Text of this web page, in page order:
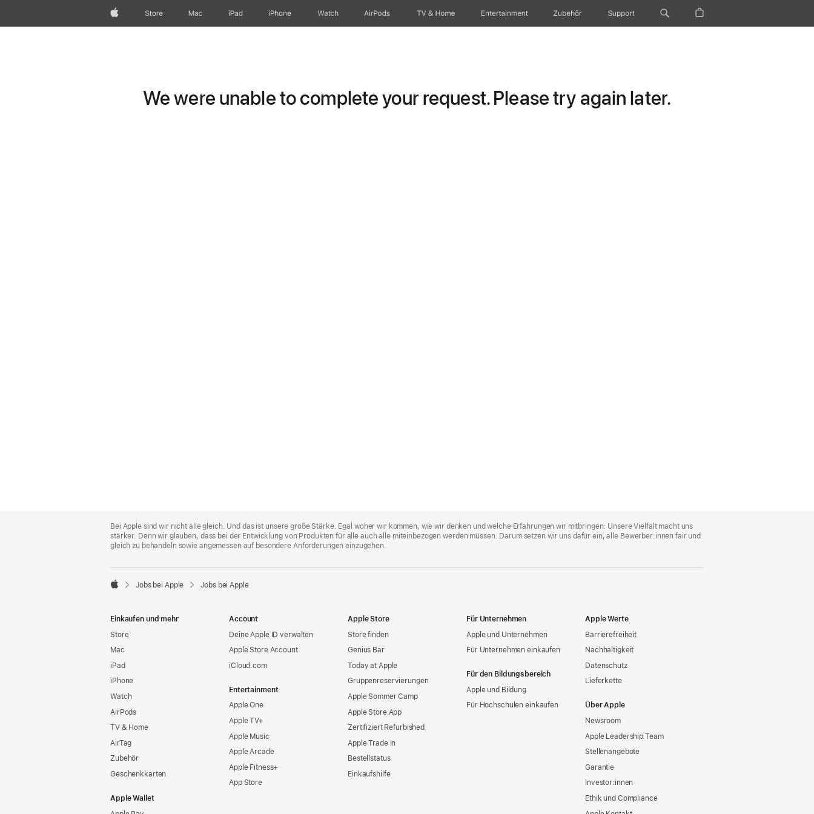
Apple Store Mac iPad iPhone Watch AirPods TV & Home Entertainment Zubehör Support
We were unable to complete your request. Please try again later.
Footer
Bei Apple sind wir nicht alle gleich. Und das ist unsere große Stärke. Egal woher wir kommen, wie wir denken und welche Erfahrungen wir mitbringen: Unsere Vielfalt macht uns
stärker. Denn wir glauben, dass bei der Entwicklung von Produkten für alle auch alle miteinbezogen werden müssen. Darum setzen wir uns dafür ein, alle Bewerber:innen fair und
gleich zu behandeln sowie angemessen auf besondere Anforderungen einzugehen.

Jobs bei Apple Jobs bei Apple
Einkaufen und mehr
Store
Mac
iPad
iPhone
Watch
AirPods
TV & Home
AirTag
Zubehör
Geschenkkarten
Apple Wallet
Account
Deine Apple ID verwalten
Apple Store Account
iCloud.com
Entertainment
Apple One
Apple TV+
Apple Music
Apple Arcade
Apple Fitness+
App Store
Apple Store
Store finden
Genius Bar
Today at Apple
Gruppen­reservierungen
Apple Sommer Camp
Apple Store App
Zertifiziert Refurbished
Apple Trade In
Bestellstatus
Einkaufshilfe
Für Unternehmen
Apple und Unternehmen
Für Unternehmen einkaufen
Für den Bildungsbereich
Apple und Bildung
Für Hochschulen einkaufen
Apple Werte
Barrierefreiheit
Nachhaltigkeit
Datenschutz
Lieferkette
Über Apple
Newsroom
Apple Leadership Team
Stellenangebote
Garantie
Investor:innen
Ethik und Compliance